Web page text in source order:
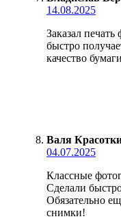
14.08.2025
Заказал
быстро
качество
Валя
04.07.2025
Классные
Сделали
Обязательно
снимки!